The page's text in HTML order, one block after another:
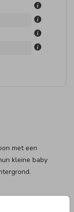
met een
kleine baby